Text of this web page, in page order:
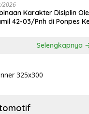
2026
Karakter Disiplin
42-03/Pnh di Ponpes
Selengkapnya